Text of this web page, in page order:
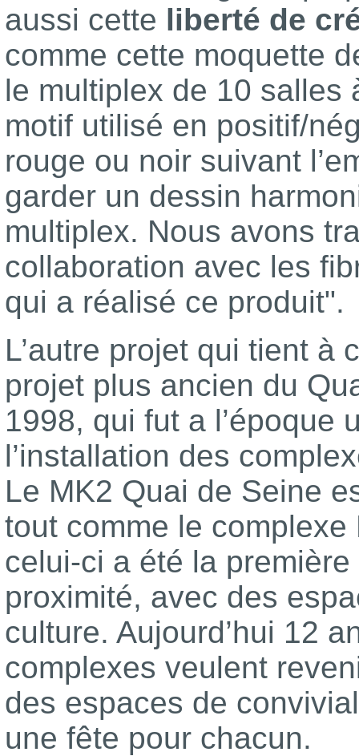
aussi cette liberté de
comme cette moquette
le multiplex de 10 salles
motif utilisé en positif/
rouge ou noir suivant
garder un dessin
multiplex. Nous avons
collaboration avec les
qui a réalisé ce produit".
L’autre projet qui tient
projet plus ancien du
1998, qui fut a l’époque
l’installation des
Le MK2 Quai de Seine
tout comme le
celui-ci a été la
proximité, avec des
culture. Aujourd’hui 12
complexes veulent
des espaces de
une fête pour chacun.